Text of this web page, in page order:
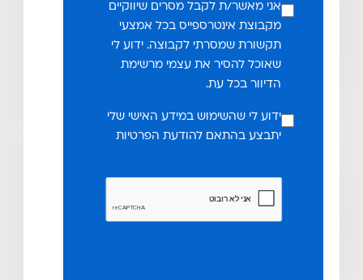
אני מאשר/ת לקבל מסרים שיווקיים
מקבוצת אינטרספייס בכל אמצעי
תקשורת שמסרתי לקבוצה. ידוע לי
שאוכל להסיר את עצמי מרשימת
הדיוור בכל עת.
ידוע לי שהשימוש במידע האישי שלי
יתבצע בהתאם להודעת הפרטיות